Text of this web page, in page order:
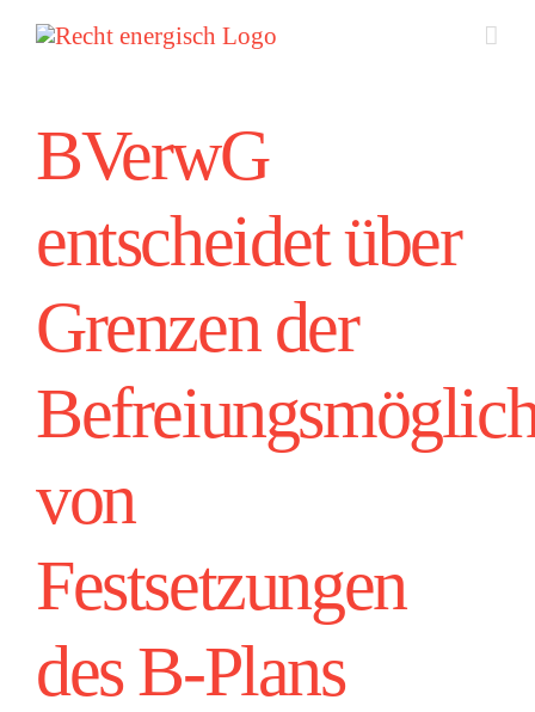
Zum
Inhalt
BVerwG
entscheidet über
Grenzen der
von
Festsetzungen
des B-Plans